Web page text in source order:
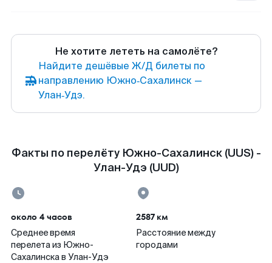
Не хотите лететь на самолёте?
Найдите дешёвые Ж/Д билеты по
направлению Южно‑Сахалинск —
Улан‑Удэ.
Факты по перелёту Южно-Сахалинск (UUS) -
Улан-Удэ (UUD)
около 4 часов
Среднее время
перелета из Южно-
Сахалинска в Улан-Удэ
2587 км
Расстояние между
городами